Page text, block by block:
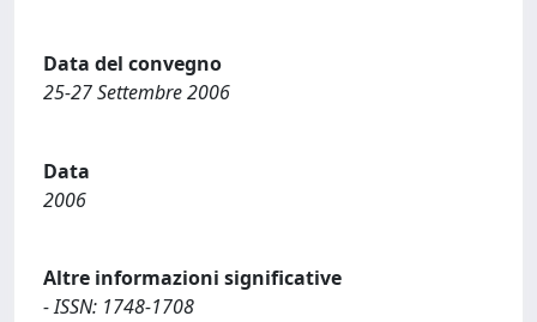
Data del convegno
25-27 Settembre 2006
Data
2006
Altre informazioni significative
- ISSN: 1748-1708